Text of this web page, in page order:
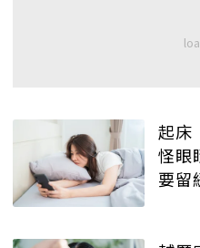
起床
怪眼
要留